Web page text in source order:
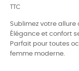
TTC
Sublimez votre allure
Élégance et confort
Parfait pour toutes
femme moderne.